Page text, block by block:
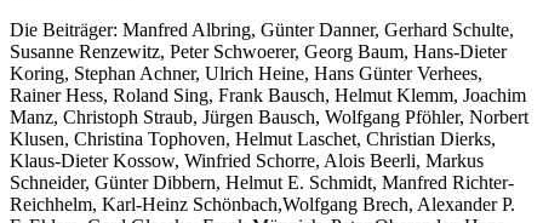
Die Beiträger: Manfred Albring, Günter Danner, Gerhard Schulte,
Susanne Renzewitz, Peter Schwoerer, Georg Baum, Hans-Dieter
Koring, Stephan Achner, Ulrich Heine, Hans Günter Verhees,
Rainer Hess, Roland Sing, Frank Bausch, Helmut Klemm, Joachim
Manz, Christoph Straub, Jürgen Bausch, Wolfgang Pföhler, Norbert
Klusen, Christina Tophoven, Helmut Laschet, Christian Dierks,
Klaus-Dieter Kossow, Winfried Schorre, Alois Beerli, Markus
Schneider, Günter Dibbern, Helmut E. Schmidt, Manfred Richter-
Reichhelm, Karl-Heinz Schönbach,Wolfgang Brech, Alexander P.